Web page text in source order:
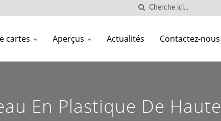
cartes Aperçus Actualités Contactez-nous
En Plastique De Haute